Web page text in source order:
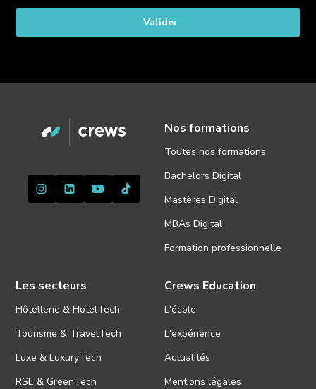
Nos formations
Toutes nos formations
Bachelors Digital
Mastères Digital
MBAs Digital
Formation professionnelle
Les secteurs
Hôtellerie & HotelTech
Tourisme & TravelTech
Luxe & LuxuryTech
RSE & GreenTech
Crews Education
L'école
L'expérience
Actualités
Mentions légales